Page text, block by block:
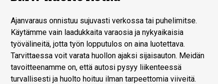
Ajanvaraus onnistuu sujuvasti verkossa tai puhelimitse.
Käytämme vain laadukkaita varaosia ja nykyaikaisia
työvälineitä, jotta työn lopputulos on aina luotettava.
Tarvittaessa voit varata huollon ajaksi sijaisauton. Meidän
tavoitteenamme on, että autosi pysyy liikenteessä
turvallisesti ja huolto hoituu ilman tarpeettomia viiveitä.